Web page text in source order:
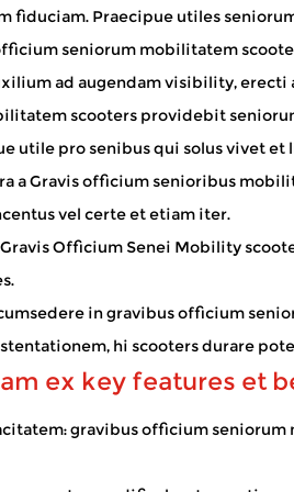
scooter foris assidue adhibetur,
Ensure Safety?
illis mobilitate limitationibus praebent,
quae praesidia integrat, stabilis
fiduciam. Praecipue utiles
seniorum mobilitatem
ad augendam visibility,
scooters providebit
utile pro senibus qui solus vivet
aGravis officium senioribus
vel certe et etiam iter.
Officium Senei Mobility
in gravibus officium
hi scooters durare
ex key features et
gravibus officium